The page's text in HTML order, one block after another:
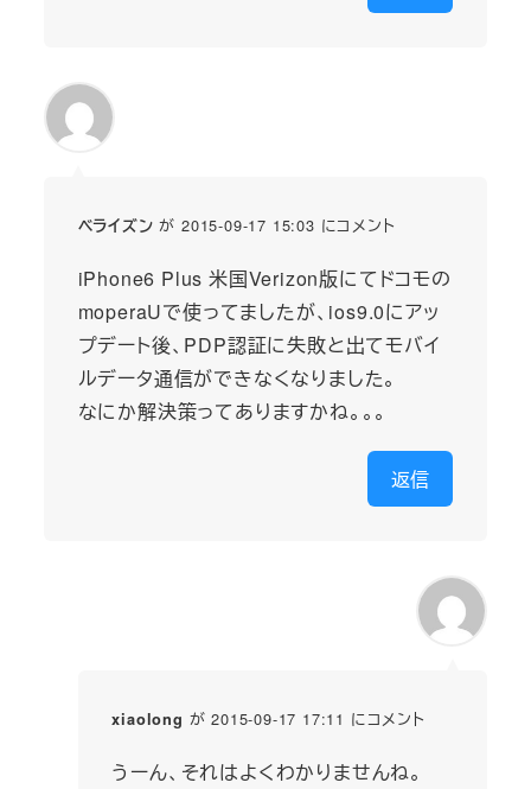
ベライズン が 2015-09-17 15:03 にコメント
iPhone6 Plus 米国Verizon版にてドコモの
moperaUで使ってましたが、ios9.0にアッ
プデート後、PDP認証に失敗と出てモバイ
ルデータ通信ができなくなりました。
なにか解決策ってありますかね。。。
返信
xiaolong が 2015-09-17 17:11 にコメント
うーん、それはよくわかりませんね。